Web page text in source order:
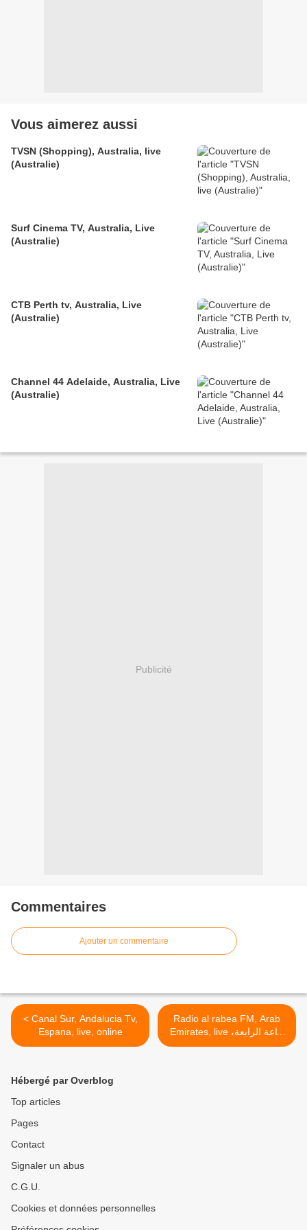
Vous aimerez aussi
TVSN (Shopping), Australia, live
(Australie)
Surf Cinema TV, Australia, Live
(Australie)
CTB Perth tv, Australia, Live
(Australie)
Channel 44 Adelaide, Australia, Live
(Australie)
Publicité
Commentaires
Ajouter un commentaire
< Canal Sur, Andalucia Tv,
Espana, live, online
Radio al rabea FM, Arab
Emirates, live إذاعة الرابعة،
الإمارات العربية، على الهواء و
Hébergé par Overblog
Top articles
Pages
Contact
Signaler un abus
C.G.U.
Cookies et données personnelles